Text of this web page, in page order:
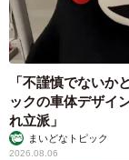
「不謹慎でない
ックの車体デザイ
れ立派」
まいどなトピック
2026.08.06